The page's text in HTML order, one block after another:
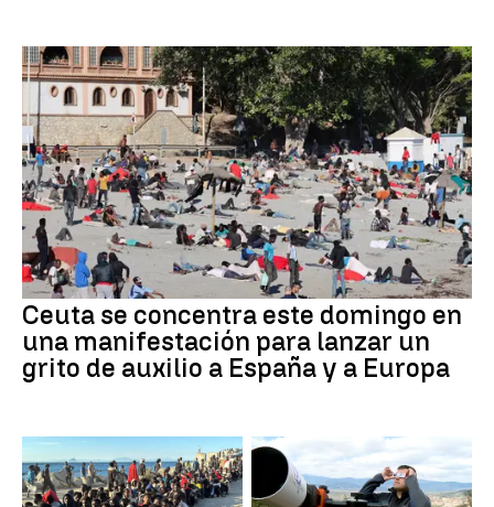
Ceuta se concentra este domingo en
una manifestación para lanzar un
grito de auxilio a España y a Europa